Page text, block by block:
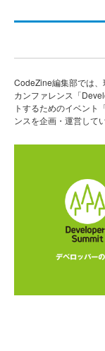
CodeZine編集部では
カンファレンス「
トするためのイベント
ンスを企画・運営してい